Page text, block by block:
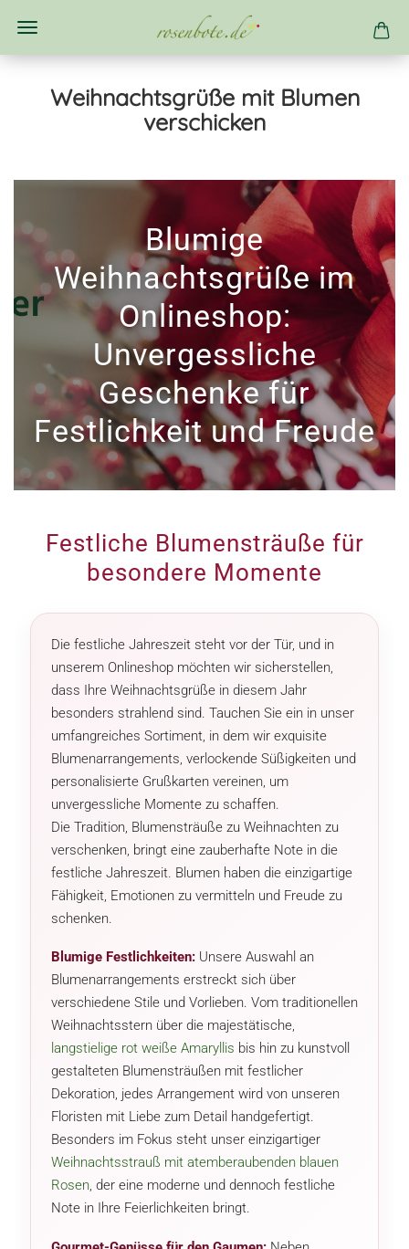
Weihnachtsgrüße mit Blumen
verschicken
Blumige
Weihnachtsgrüße im
Onlineshop:
Unvergessliche
Geschenke für
Festlichkeit und Freude
Festliche Blumensträuße für
besondere Momente
Die festliche Jahreszeit steht vor der Tür, und in
unserem Onlineshop möchten wir sicherstellen,
dass Ihre Weihnachtsgrüße in diesem Jahr
besonders strahlend sind. Tauchen Sie ein in unser
umfangreiches Sortiment, in dem wir exquisite
Blumenarrangements, verlockende Süßigkeiten und
personalisierte Grußkarten vereinen, um
unvergessliche Momente zu schaffen.
Die Tradition, Blumensträuße zu Weihnachten zu
verschenken, bringt eine zauberhafte Note in die
festliche Jahreszeit. Blumen haben die einzigartige
Fähigkeit, Emotionen zu vermitteln und Freude zu
schenken.
Blumige Festlichkeiten: Unsere Auswahl an
Blumenarrangements erstreckt sich über
verschiedene Stile und Vorlieben. Vom traditionellen
Weihnachtsstern über die majestätische,
langstielige rot weiße Amaryllis bis hin zu kunstvoll
gestalteten Blumensträußen mit festlicher
Dekoration, jedes Arrangement wird von unseren
Floristen mit Liebe zum Detail handgefertigt.
Besonders im Fokus steht unser einzigartiger
Weihnachtsstrauß mit atemberaubenden blauen
Rosen, der eine moderne und dennoch festliche
Note in Ihre Feierlichkeiten bringt.